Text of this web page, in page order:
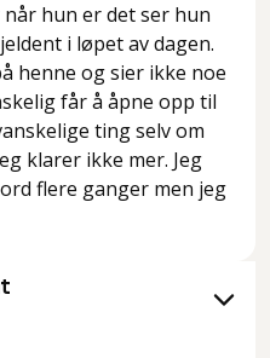
hun er det ser hun
i løpet av dagen.
henne og sier ikke noe
får å åpne opp til
ting selv om
klarer ikke mer. Jeg
flere ganger men jeg